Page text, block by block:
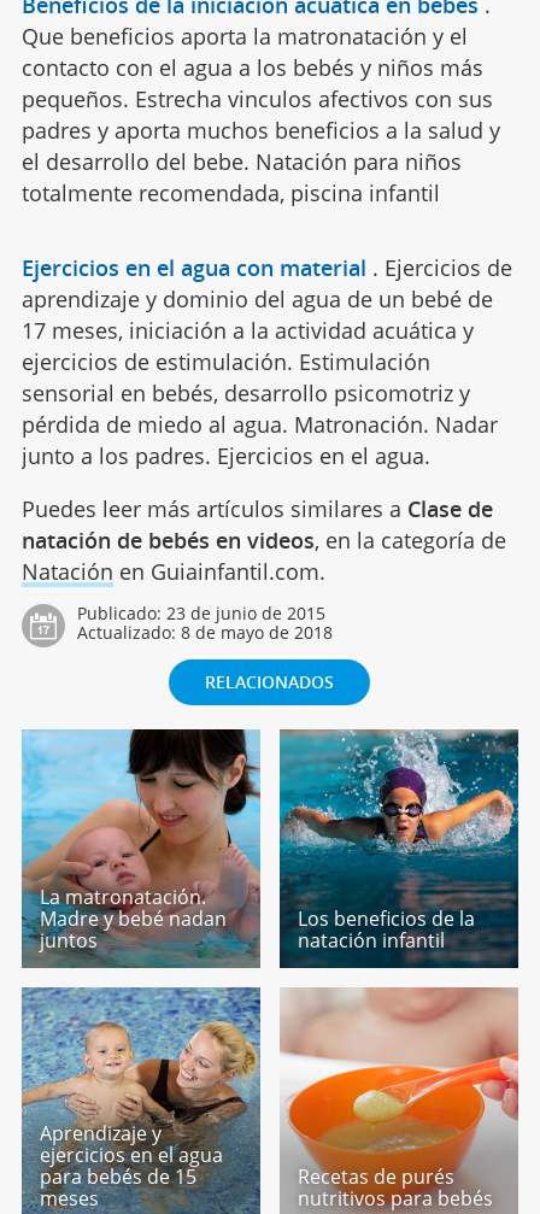
Que beneficios aporta la matronatación y el
contacto con el agua a los bebés y niños más
pequeños. Estrecha vinculos afectivos con sus
padres y aporta muchos beneficios a la salud y
el desarrollo del bebe. Natación para niños
totalmente recomendada, piscina infantil
Ejercicios en el agua con material . Ejercicios de
aprendizaje y dominio del agua de un bebé de
17 meses, iniciación a la actividad acuática y
ejercicios de estimulación. Estimulación
sensorial en bebés, desarrollo psicomotriz y
pérdida de miedo al agua. Matronación. Nadar
junto a los padres. Ejercicios en el agua.
Puedes leer más artículos similares a Clase de
natación de bebés en videos, en la categoría de
Natación en Guiainfantil.com.
Publicado: 23 de junio de 2015
Actualizado: 8 de mayo de 2018
RELACIONADOS
La matronatación.
Madre y bebé nadan
juntos
Los beneficios de la
natación infantil
Aprendizaje y
ejercicios en el agua
para bebés de 15
meses
Recetas de purés
nutritivos para bebés